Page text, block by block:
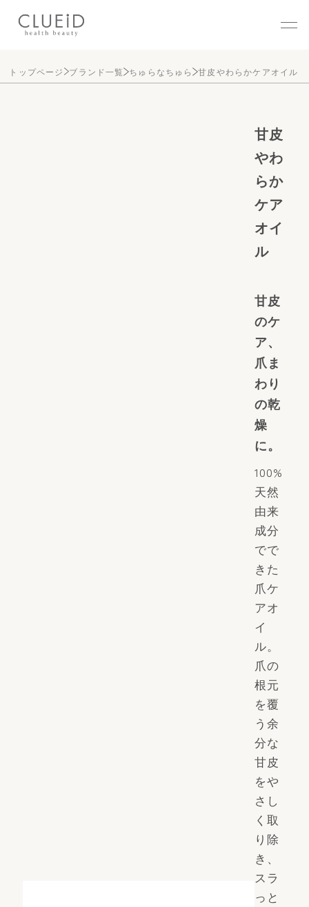
トップページ ブランド一覧 ちゅらなちゅら 甘皮やわらかケアオイル
甘皮
やわ
らか
ケア
オイ
ル
甘皮
のケ
ア、
爪ま
わり
の乾
燥
に。
100%
天然
由来
成分
でで
きた
爪ケ
アオ
イ
ル。
爪の
根元
を覆
う余
分な
甘皮
をや
さし
く取
り除
き、
スラ
っと